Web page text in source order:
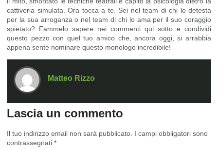
cattiveria simulata. Ora tocca a te. Sei nel team di chi lo detesta
per la sua arroganza o nel team di chi lo ama per il suo coraggio
spietato? Fammelo sapere nei commenti qui sotto e condividi
questo pezzo con quel tuo amico che, ancora oggi, si arrabbia
appena sente nominare questo monologo incredibile!
Matteo Rizzo
Lascia un commento
Il tuo indirizzo email non sarà pubblicato. I campi obbligatori sono
contrassegnati *